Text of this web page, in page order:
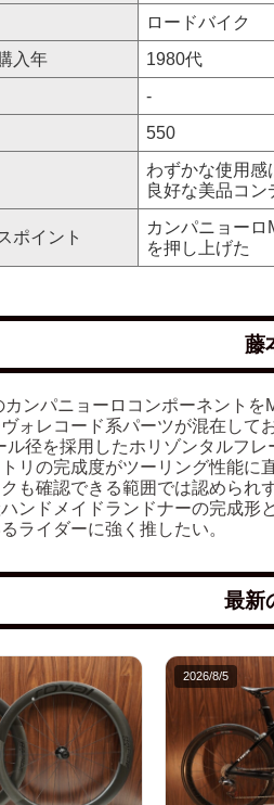
ロードバイク
入年
1980代
-
550
わずかな使用感
良好な美品コン
ポイント
カンパニョー
を押し上げた
藤
ンパニョーロコンポーネント
ォレコード系パーツが混在し
ル径を採用したホリゾンタルフ
リの完成度がツーリング性能
も確認できる範囲では認められ
ンドメイドランドナーの完成形
ライダーに強く推したい。
最新
2026/8/5